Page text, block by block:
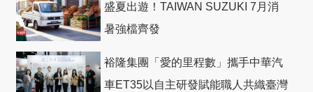
盛夏出遊！TAIWAN SUZUKI 7月消
暑強檔齊發
裕隆集團「愛的里程數」攜手中華汽
車ET35以自主研發賦能職人共織臺灣